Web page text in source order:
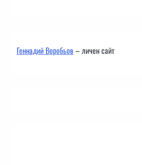
Геннадий Воробьов– личен сайт